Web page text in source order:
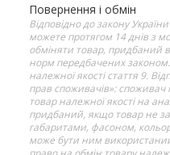
Повернення і обмін
Відповідно до закону
можете протягом 14 днів з
обміняти товар, придбаний
норм передбачених
належної якості стаття 9.
прав споживачів»:
товар належної якості на
придбаний, якщо товар не
габаритами, фасоном,
може бути ним